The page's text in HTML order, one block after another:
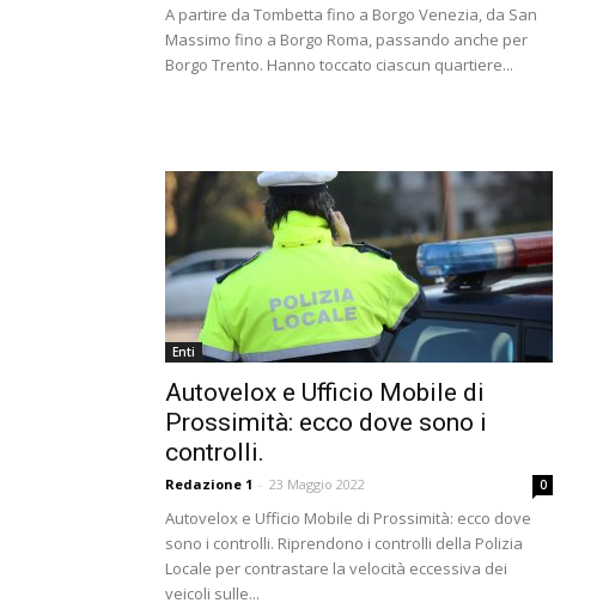
A partire da Tombetta fino a Borgo Venezia, da San
Massimo fino a Borgo Roma, passando anche per
Borgo Trento. Hanno toccato ciascun quartiere...
Enti
Autovelox e Ufficio Mobile di
Prossimità: ecco dove sono i
controlli.
Redazione 1 - 23 Maggio 2022 0
Autovelox e Ufficio Mobile di Prossimità: ecco dove
sono i controlli. Riprendono i controlli della Polizia
Locale per contrastare la velocità eccessiva dei
veicoli sulle...